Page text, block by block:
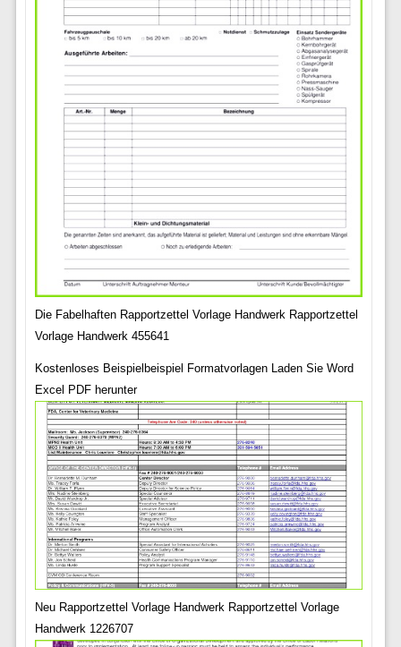
Die Fabelhaften Rapportzettel Vorlage Handwerk Rapportzettel
Vorlage Handwerk 455641
Kostenloses Beispielbeispiel Formatvorlagen Laden Sie Word
Excel PDF herunter
Neu Rapportzettel Vorlage Handwerk Rapportzettel Vorlage
Handwerk 1226707